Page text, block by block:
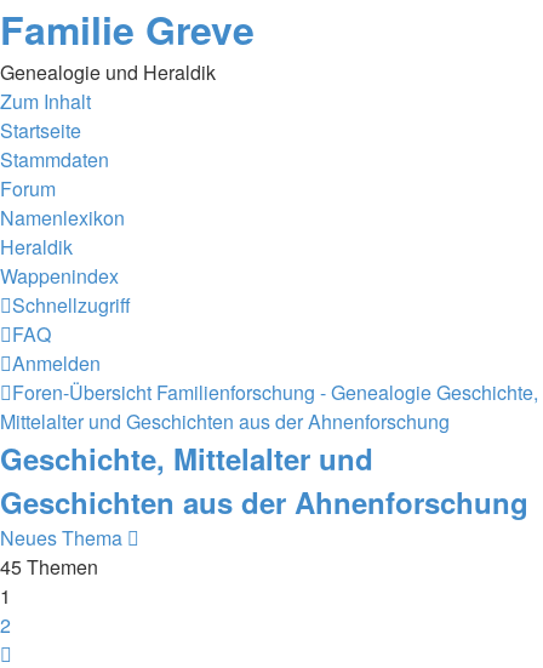
Familie Greve
Genealogie und Heraldik
Zum Inhalt
Startseite
Stammdaten
Forum
Namenlexikon
Heraldik
Wappenindex
Schnellzugriff
FAQ
Anmelden
Foren-Übersicht Familienforschung - GenealogieGeschichte,
Mittelalter und Geschichten aus der Ahnenforschung
Geschichte, Mittelalter und
Geschichten aus der Ahnenforschung
Neues Thema
45 Themen
1
2